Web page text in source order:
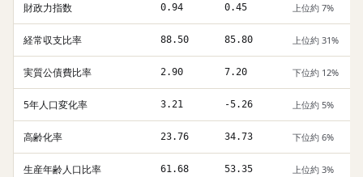
財政力指数 0.94 0.45 上位約 7%
経常収支比率 88.50 85.80 上位約 31%
実質公債費比率 2.90 7.20 下位約 12%
5年人口変化率 3.21 -5.26 上位約 5%
高齢化率 23.76 34.73 下位約 6%
生産年齢人口比率 61.68 53.35 上位約 3%